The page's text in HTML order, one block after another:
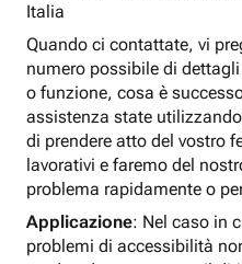
Italia
Quando ci contattate, vi
numero possibile di
o funzione, cosa è
assistenza state
di prendere atto del vostro
lavorativi e faremo del
problema rapidamente o
Applicazione: Nel caso in
problemi di accessibilità